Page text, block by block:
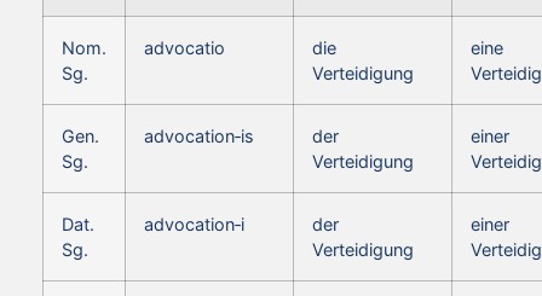
Nom.
Sg.
advocatio
die
Verteidigung
eine
Gen.
Sg.
advocation‑is
der
Verteidigung
einer
Dat.
Sg.
advocation‑i
der
Verteidigung
einer